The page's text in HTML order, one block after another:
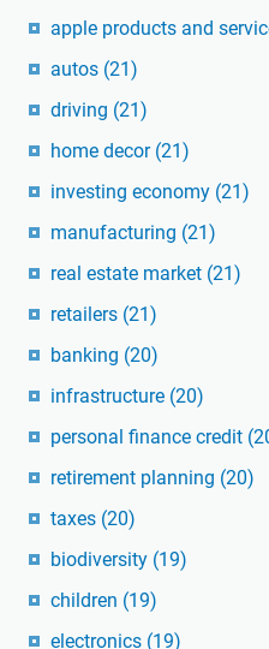
apple products and
autos (21)
driving (21)
home decor (21)
investing economy (21)
manufacturing (21)
real estate market (21)
retailers (21)
banking (20)
infrastructure (20)
personal finance credit
retirement planning (20)
taxes (20)
biodiversity (19)
children (19)
electronics (19)